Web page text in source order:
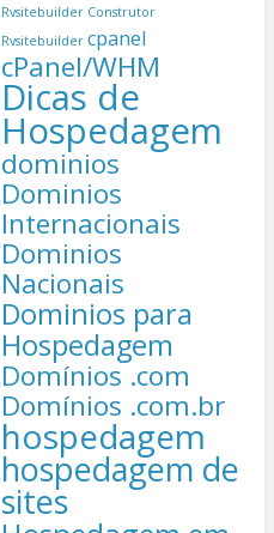
Rvsitebuilder Construtor
Rvsitebuilder cpanel
cPanel/WHM
Dicas de
Hospedagem
dominios
Dominios
Internacionais
Dominios
Nacionais
Dominios para
Hospedagem
Domínios .com
Domínios .com.br
hospedagem
hospedagem de
sites